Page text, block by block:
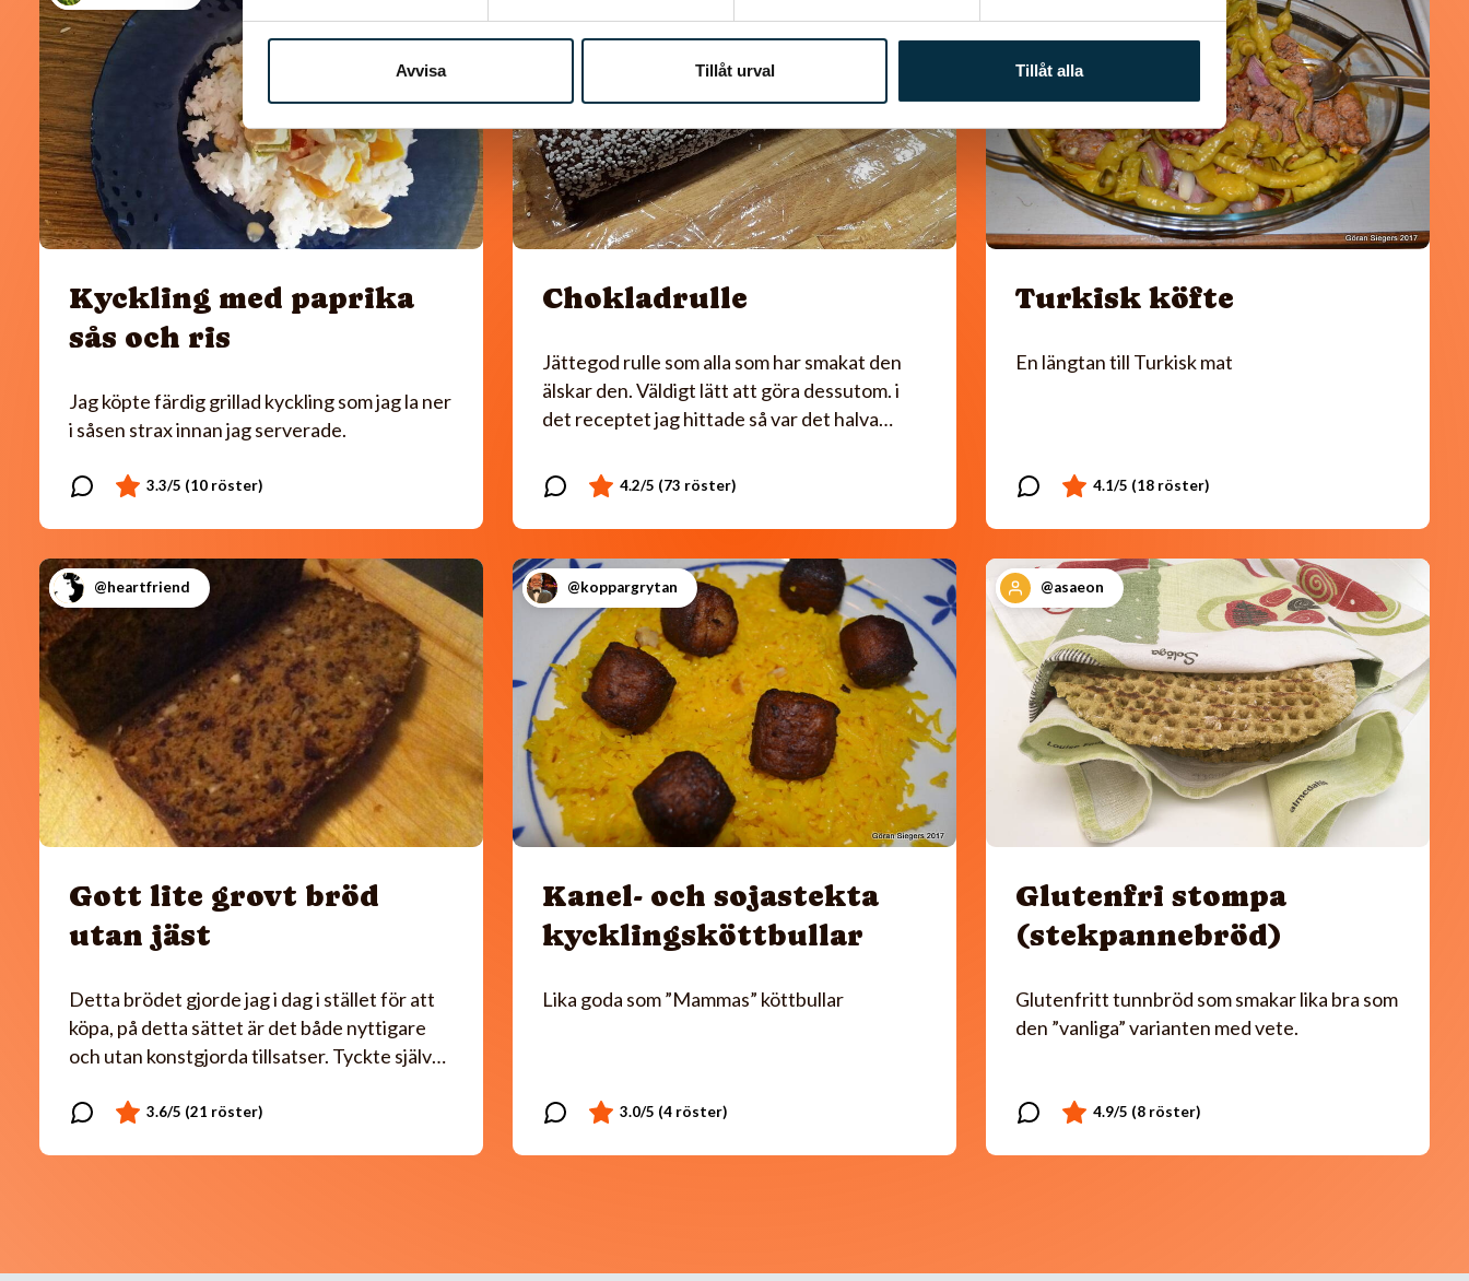
Avvisa Tillåt urval Tillåt alla
Kyckling med paprika
sås och ris
Jag köpte färdig grillad kyckling som jag la ner
i såsen strax innan jag serverade.
Chokladrulle
Jättegod rulle som alla som har smakat den
älskar den. Väldigt lätt att göra dessutom. i
det receptet jag hittade så var det halva…
Turkisk köfte
En längtan till Turkisk mat
@heartfriend
Gott lite grovt bröd
utan jäst
Detta brödet gjorde jag i dag i stället för att
köpa, på detta sättet är det både nyttigare
och utan konstgjorda tillsatser. Tyckte själv…
@koppargrytan
Kanel- och sojastekta
kycklingsköttbullar
Lika goda som ”Mammas” köttbullar
@asaeon
Glutenfri stompa
(stekpannebröd)
Glutenfritt tunnbröd som smakar lika bra som
den ”vanliga” varianten med vete.